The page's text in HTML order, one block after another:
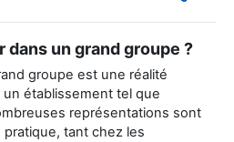
dans un grand groupe ?
groupe est une réalité
établissement tel que
représentations sont
tant chez les